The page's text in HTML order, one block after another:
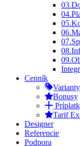
03.
04.
05.
06.
07.
08.
09.
Cenník
Bonusy
Tarif
Designer
Referencie
Podpora